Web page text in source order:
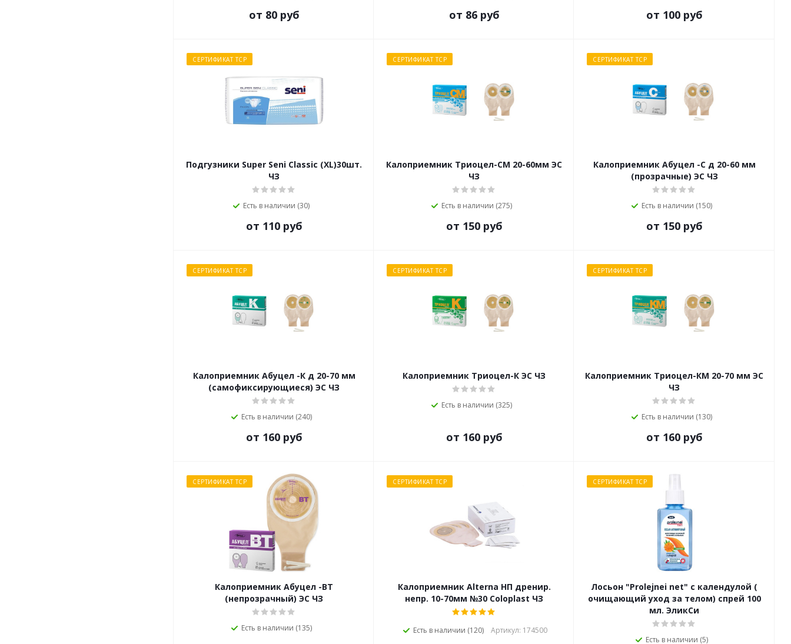
от 80 руб от 86 руб от 100 руб
СЕРТИФИКАТ ТСР
Подгузники Super Seni Classic (XL)30шт.
ЧЗ
Есть в наличии (30)
от 110 руб
СЕРТИФИКАТ ТСР
Калоприемник Триоцел-СМ 20-60мм ЭС
ЧЗ
Есть в наличии (275)
от 150 руб
СЕРТИФИКАТ ТСР
Калоприемник Абуцел -С д 20-60 мм
(прозрачные) ЭС ЧЗ
Есть в наличии (150)
от 150 руб
СЕРТИФИКАТ ТСР
Калоприемник Абуцел -К д 20-70 мм
(самофиксирующиеся) ЭС ЧЗ
Есть в наличии (240)
от 160 руб
СЕРТИФИКАТ ТСР
Калоприемник Триоцел-К ЭС ЧЗ
Есть в наличии (325)
от 160 руб
СЕРТИФИКАТ ТСР
Калоприемник Триоцел-КМ 20-70 мм ЭС
ЧЗ
Есть в наличии (130)
от 160 руб
СЕРТИФИКАТ ТСР
Калоприемник Абуцел -ВТ
(непрозрачный) ЭС ЧЗ
Есть в наличии (135)
СЕРТИФИКАТ ТСР
Калоприемник Alterna НП дренир.
непр. 10-70мм №30 Coloplast ЧЗ
Есть в наличии (120) Артикул: 174500
СЕРТИФИКАТ ТСР
Лосьон "Prolejnei net" с календулой (
очищающий уход за телом) спрей 100
мл. ЭликСи
Есть в наличии (5)